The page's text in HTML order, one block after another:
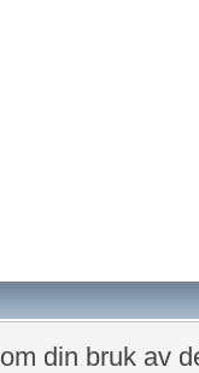
din bruk av